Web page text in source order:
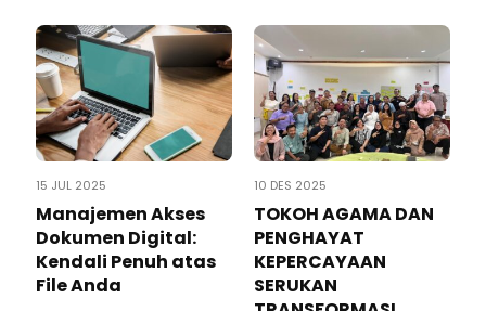
15 JUL 2025
Manajemen Akses
Dokumen Digital:
Kendali Penuh atas
File Anda
10 DES 2025
TOKOH AGAMA DAN
PENGHAYAT
KEPERCAYAAN
SERUKAN